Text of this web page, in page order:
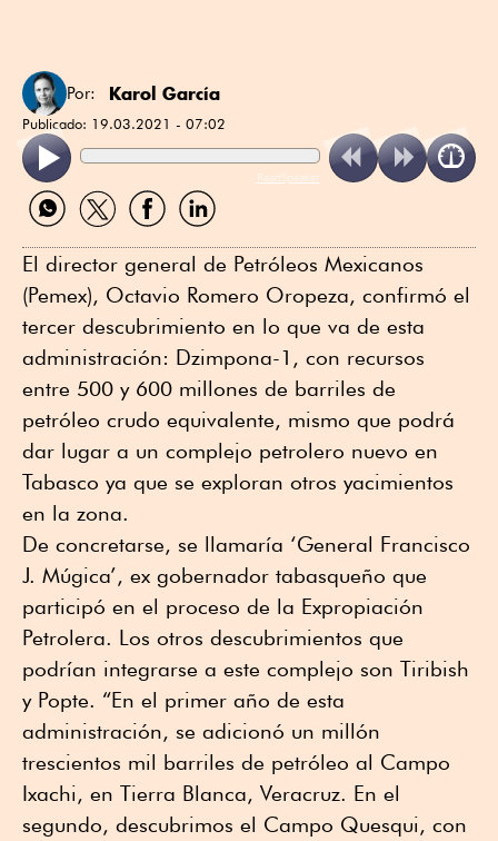
Por: Karol García
Publicado: 19.03.2021 - 07:02
ReadSpeaker
Compartir
por
Compartir
por
Compartir
por
Compartir
por
El director general de Petróleos Mexicanos
(Pemex), Octavio Romero Oropeza, confirmó el
tercer descubrimiento en lo que va de esta
administración: Dzimpona-1, con recursos
entre 500 y 600 millones de barriles de
petróleo crudo equivalente, mismo que podrá
dar lugar a un complejo petrolero nuevo en
Tabasco ya que se exploran otros yacimientos
en la zona.
De concretarse, se llamaría ‘General Francisco
J. Múgica’, ex gobernador tabasqueño que
participó en el proceso de la Expropiación
Petrolera. Los otros descubrimientos que
podrían integrarse a este complejo son Tiribish
y Popte. “En el primer año de esta
administración, se adicionó un millón
trescientos mil barriles de petróleo al Campo
Ixachi, en Tierra Blanca, Veracruz. En el
segundo, descubrimos el Campo Quesqui, con